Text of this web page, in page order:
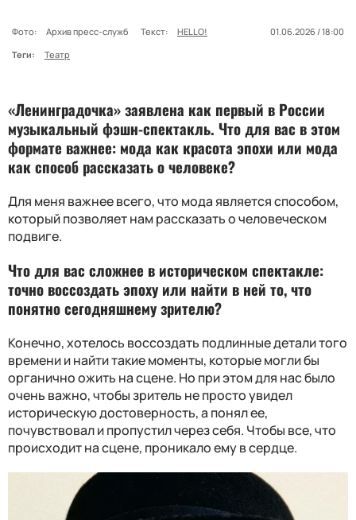
Фото: Архив пресс-служб Текст: HELLO!
01.06.2026 / 18:00
Теги:
Театр
«Ленинградочка» заявлена как первый в России
музыкальный фэшн-спектакль. Что для вас в этом
формате важнее: мода как красота эпохи или мода
как способ рассказать о человеке?
Для меня важнее всего, что мода является способом,
который позволяет нам рассказать о человеческом
подвиге.
Что для вас сложнее в историческом спектакле:
точно воссоздать эпоху или найти в ней то, что
понятно сегодняшнему зрителю?
Конечно, хотелось воссоздать подлинные детали того
времени и найти такие моменты, которые могли бы
органично ожить на сцене. Но при этом для нас было
очень важно, чтобы зритель не просто увидел
историческую достоверность, а понял ее,
почувствовал и пропустил через себя. Чтобы все, что
происходит на сцене, проникало ему в сердце.